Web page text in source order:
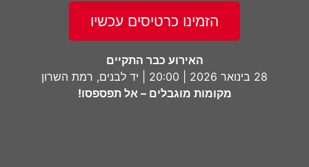
הזמינו כרטיסים עכשיו
האירוע כבר התקיים
28 בינואר 2026 | 20:00 | יד לבנים, רמת השרון
מקומות מוגבלים – אל תפספסו!